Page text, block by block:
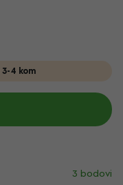
3-4 kom
3 bodovi